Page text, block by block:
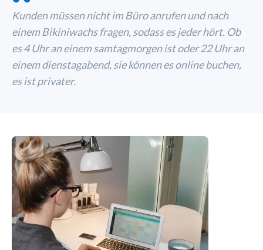
Kunden müssen nicht im Büro anrufen und nach
einem Bikiniwachs fragen, sodass es jeder hört. Ob
es 4 Uhr an einem samtagmorgen ist oder 22 Uhr an
einem dienstagabend, sie können es online buchen,
es ist privater.